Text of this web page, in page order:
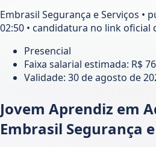
Embrasil Segurança e Serviços •
02:50 • candidatura no link oficial
Presencial
Faixa salarial estimada: R$
Validade: 30 de agosto de
Jovem Aprendiz em
Embrasil Segurança